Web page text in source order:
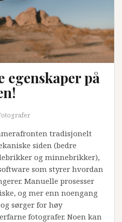
egenskaper på
tradisjonelt
siden (bedre
og minnebrikker),
som styrer hvordan
Manuelle prosesser
og mer enn noengang
sørger for høy
fotografer. Noen kan